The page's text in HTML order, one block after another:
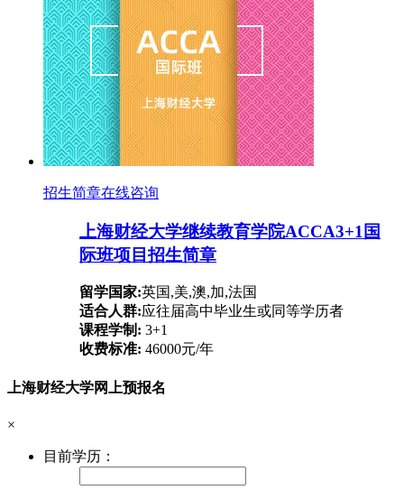
招生简章在线咨询
上海财经大学继续教育学院ACCA3+1国
际班项目招生简章
留学国家:英国,美,澳,加,法国
适合人群:应往届高中毕业生或同等学历者
课程学制: 3+1
收费标准: 46000元/年
上海财经大学网上预报名
×
目前学历：